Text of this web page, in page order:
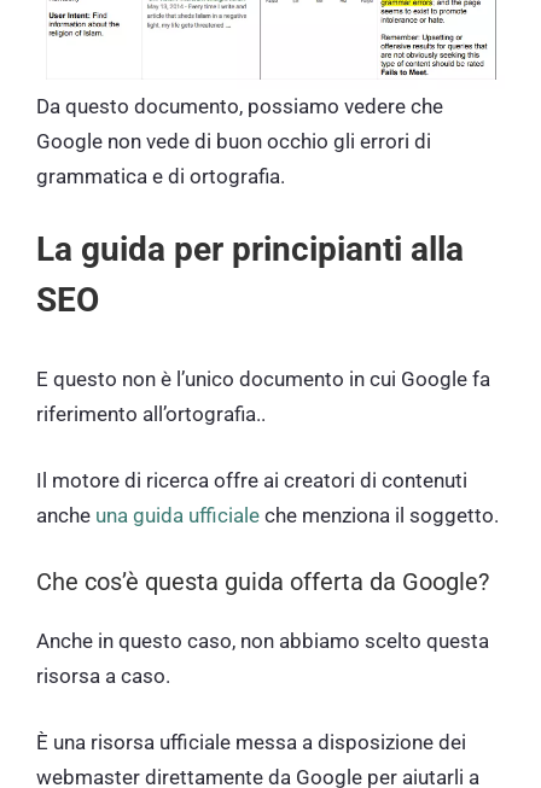
Da questo documento, possiamo vedere che
Google non vede di buon occhio gli errori di
grammatica e di ortografia.
La guida per principianti alla
SEO
E questo non è l’unico documento in cui Google fa
riferimento all’ortografia..
Il motore di ricerca offre ai creatori di contenuti
anche una guida ufficiale che menziona il soggetto.
Che cos’è questa guida offerta da Google?
Anche in questo caso, non abbiamo scelto questa
risorsa a caso.
È una risorsa ufficiale messa a disposizione dei
webmaster direttamente da Google per aiutarli a